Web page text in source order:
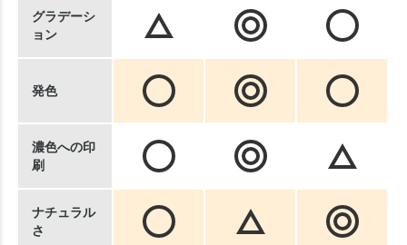
グラデーシ
ョン
発色
濃色への印
刷
ナチュラル
さ